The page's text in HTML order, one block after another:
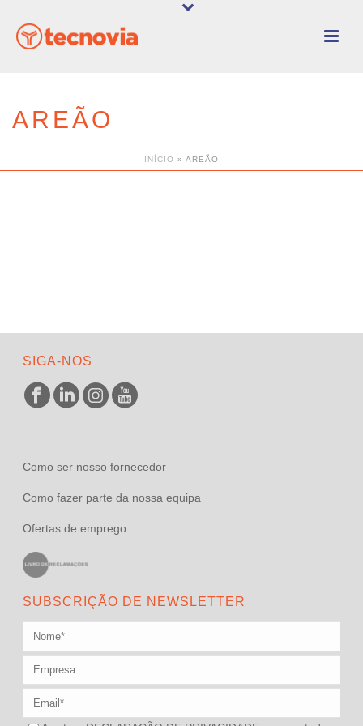
AREÃO
INÍCIO » AREÃO
SIGA-NOS
Como ser nosso fornecedor
Como fazer parte da nossa equipa
Ofertas de emprego
SUBSCRIÇÃO DE NEWSLETTER